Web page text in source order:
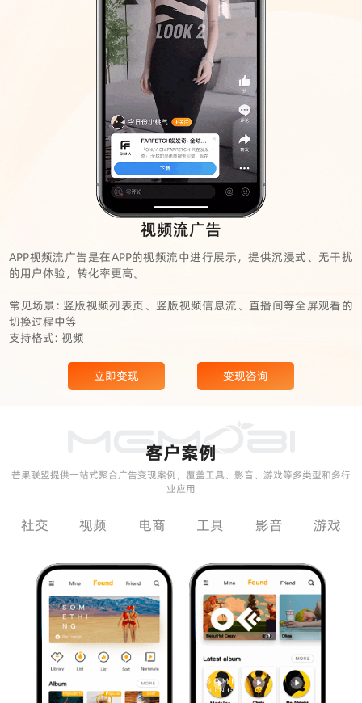
视频流广告
APP视频流广告是在APP的视频流中进行展示，提供沉浸式、无干扰
的用户体验，转化率更高。
常见场景: 竖版视频列表页、竖版视频信息流、直播间等全屏观看的
切换过程中等
支持格式: 视频
立即变现 变现咨询
客户案例
芒果联盟提供一站式聚合广告变现案例，覆盖工具、影音、游戏等多类型和多行
业应用
社交 视频 电商 工具 影音 游戏